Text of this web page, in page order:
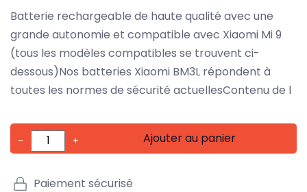
Batterie rechargeable de haute qualité avec une
grande autonomie et compatible avec Xiaomi Mi 9
(tous les modèles compatibles se trouvent ci-
dessous)Nos batteries Xiaomi BM3L répondent à
toutes les normes de sécurité actuellesContenu de l
- + Ajouter au panier
Paiement sécurisé